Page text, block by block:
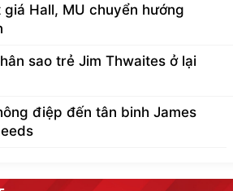
Hall, MU chuyển hướng
sao trẻ Jim Thwaites ở lại
điệp đến tân binh James